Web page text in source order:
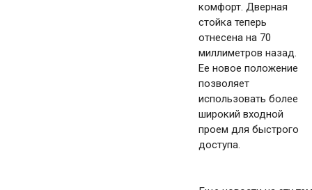
комфорт. Дверная
стойка теперь
отнесена на 70
миллиметров назад.
Ее новое положение
позволяет
использовать более
широкий входной
проем для быстрого
доступа.